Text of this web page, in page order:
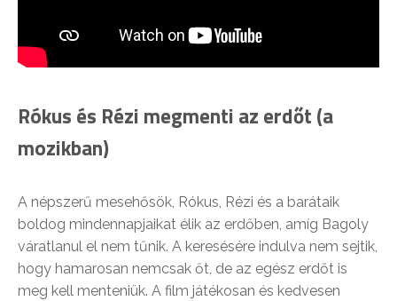
Rókus és Rézi megmenti az erdőt (a
mozikban)
A népszerű mesehősök, Rókus, Rézi és a barátaik
boldog mindennapjaikat élik az erdőben, amíg Bagoly
váratlanul el nem tűnik. A keresésére indulva nem sejtik,
hogy hamarosan nemcsak őt, de az egész erdőt is
meg kell menteniük. A film játékosan és kedvesen